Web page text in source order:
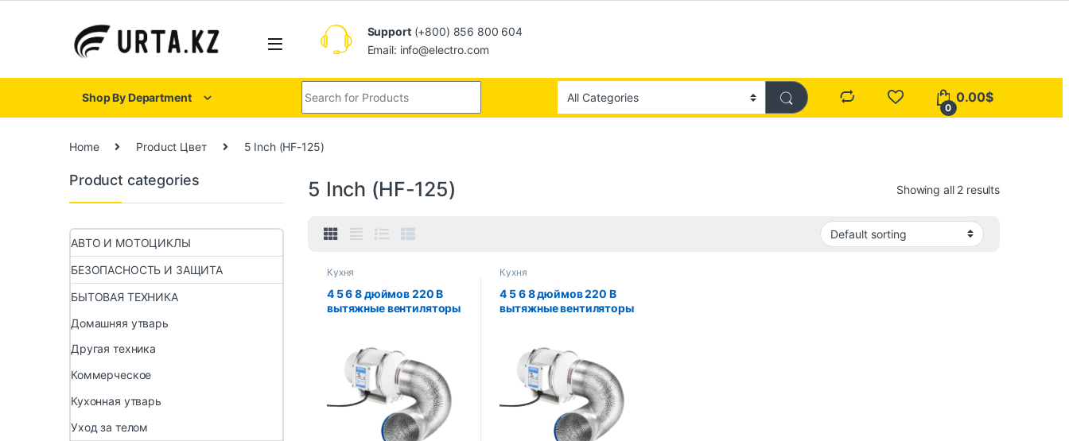
Support(+800) 856 800 604
Email: info@electro.com
Shop By Department
0
0.00$
Home Product Цвет 5 Inch (HF-125)
5 Inch (HF-125) Showing all 2 results
Кухня
4 5 6 8 дюймов 220 В
вытяжные вентиляторы
для труб, вентиляция
для кухни, туалета,
очистка воздуха,
вентилятор с
диагональным потоком
Кухня
4 5 6 8 дюймов 220 В
вытяжные вентиляторы
для труб, вентиляция
для кухни, туалета,
очистка воздуха,
вентилятор с
диагональным потоком
Product categories
АВТО И МОТОЦИКЛЫ
БЕЗОПАСНОСТЬ И ЗАЩИТА
БЫТОВАЯ ТЕХНИКА
Домашняя утварь
Другая техника
Коммерческое
Кухонная утварь
Уход за телом